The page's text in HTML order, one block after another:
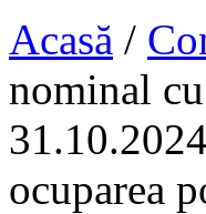
Acasă /
nominal
ocuparea